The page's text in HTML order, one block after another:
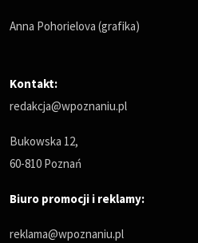
Anna Pohorielova (grafika)
Kontakt:
redakcja@wpoznaniu.pl
Bukowska 12,
60-810 Poznań
Biuro promocji i reklamy:
reklama@wpoznaniu.pl